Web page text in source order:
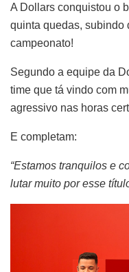
A Dollars conquistou o
quinta quedas, subindo
campeonato!
Segundo a equipe da
time que tá vindo com
agressivo nas horas
E completam:
“Estamos tranquilos e
lutar muito por esse